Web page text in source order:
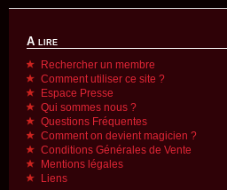
A lire
Rechercher un membre
Comment utiliser ce site ?
Espace Presse
Qui sommes nous ?
Questions Fréquentes
Comment on devient magicien ?
Conditions Générales de Vente
Mentions légales
Liens